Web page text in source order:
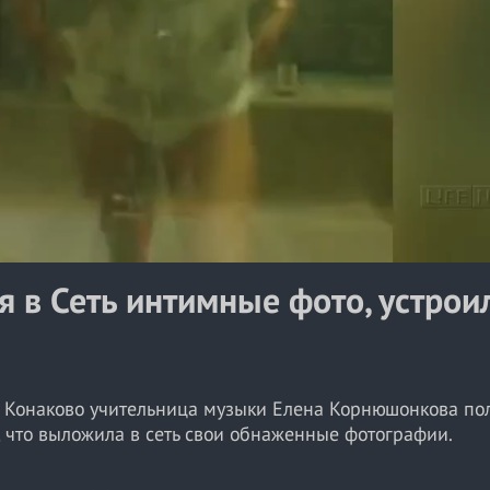
Сеть интимные фото,
учительница музыки Елена Корнюшонкова
что выложила в сеть свои обнаженные фотографии.
семь суток по статье "Неповиновение". Она пришла к